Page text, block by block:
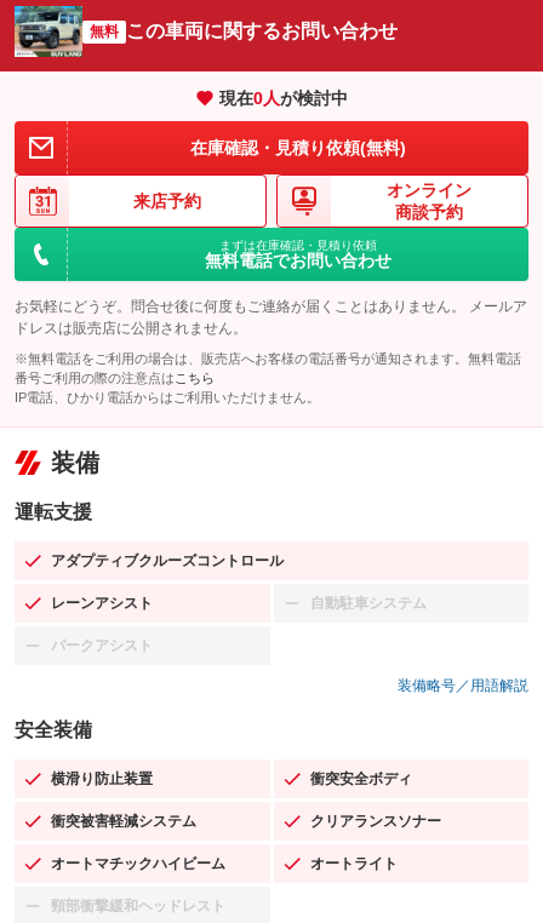
無料 この車両に関するお問い合わせ
現在0人が検討中
在庫確認・見積り依頼(無料)
来店予約
オンライン
商談予約
まずは在庫確認・見積り依頼
無料電話でお問い合わせ
お気軽にどうぞ。問合せ後に何度もご連絡が届くことはありません。 メールア
ドレスは販売店に公開されません。
※無料電話をご利用の場合は、販売店へお客様の電話番号が通知されます。無料電話
番号ご利用の際の注意点は こちら
IP電話、ひかり電話からはご利用いただけません。
装備
運転支援
アダプティブクルーズコントロール
：装備あり
レーンアシスト
：装備あり 自動駐車システム
：装備なし
パークアシスト
：装備なし
装備略号／用語解説
安全装備
横滑り防止装置
：装備あり 衝突安全ボディ
：装備あり
衝突被害軽減システム
：装備あり クリアランスソナー
：装備あり
オートマチックハイビーム
：装備あり オートライト
：装備あり
頸部衝撃緩和ヘッドレスト
：装備なし